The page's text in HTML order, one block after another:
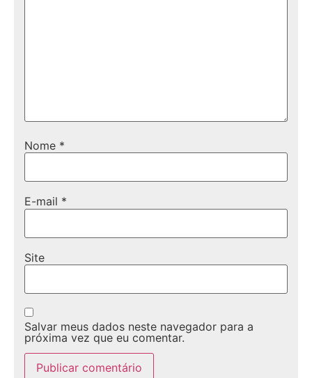
Nome *
E-mail *
Site
Salvar meus dados neste navegador para a
próxima vez que eu comentar.